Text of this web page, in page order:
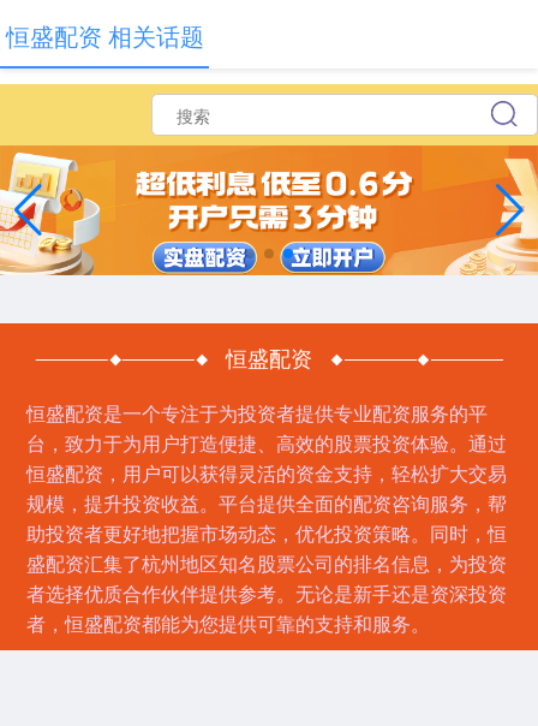
恒盛配资
恒盛配资是一个专注于为投资者提供专业配资服务的平
台，致力于为用户打造便捷、高效的股票投资体验。通过
恒盛配资，用户可以获得灵活的资金支持，轻松扩大交易
规模，提升投资收益。平台提供全面的配资咨询服务，帮
助投资者更好地把握市场动态，优化投资策略。同时，恒
盛配资汇集了杭州地区知名股票公司的排名信息，为投资
者选择优质合作伙伴提供参考。无论是新手还是资深投资
者，恒盛配资都能为您提供可靠的支持和服务。
恒盛配资 相关话题